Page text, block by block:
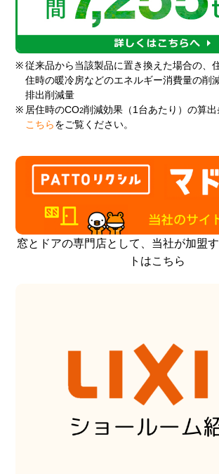
※ 従来品から当該製品に置き換えた場合の、
住時の暖冷房などのエネルギー消費量の削
排出削減量
※ 居住時のCO2削減効果（1台あたり）の算出
こちら をご覧ください。
窓とドアの専門店として、当社が加盟
トはこちら